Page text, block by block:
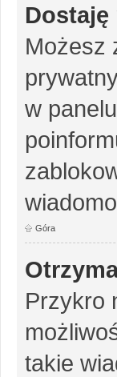
Możesz
w
Góra
Przykro
takie